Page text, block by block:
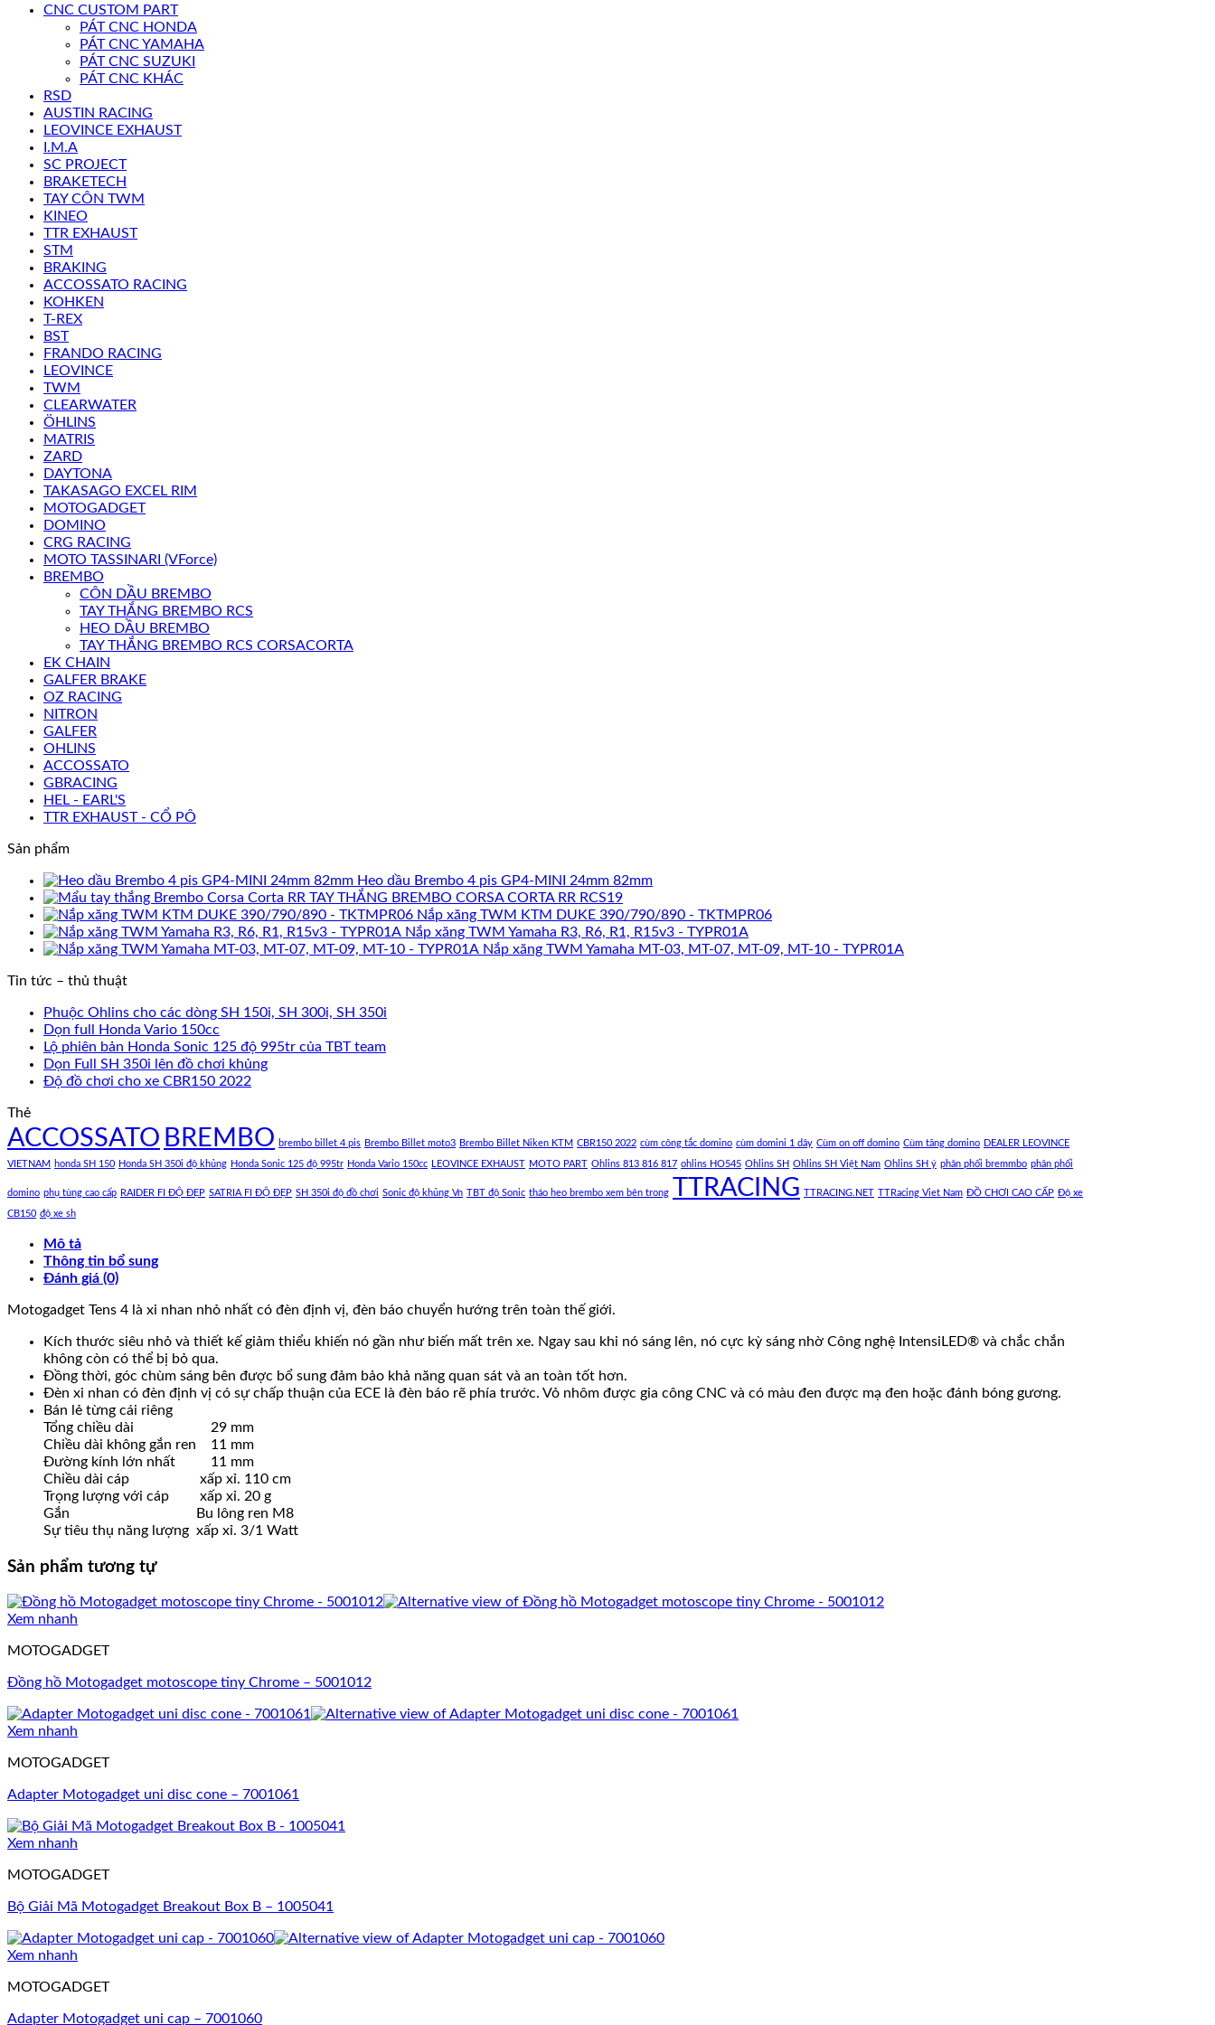
CNC CUSTOM PART
PÁT CNC HONDA
PÁT CNC YAMAHA
PÁT CNC SUZUKI
PÁT CNC KHÁC
RSD
AUSTIN RACING
LEOVINCE EXHAUST
I.M.A
SC PROJECT
BRAKETECH
TAY CÔN TWM
KINEO
TTR EXHAUST
STM
BRAKING
ACCOSSATO RACING
KOHKEN
T-REX
BST
FRANDO RACING
LEOVINCE
TWM
CLEARWATER
ÖHLINS
MATRIS
ZARD
DAYTONA
TAKASAGO EXCEL RIM
MOTOGADGET
DOMINO
CRG RACING
MOTO TASSINARI (VForce)
BREMBO
CÔN DẦU BREMBO
TAY THẮNG BREMBO RCS
HEO DẦU BREMBO
TAY THẮNG BREMBO RCS CORSACORTA
EK CHAIN
GALFER BRAKE
OZ RACING
NITRON
GALFER
OHLINS
ACCOSSATO
GBRACING
HEL - EARL'S
TTR EXHAUST - CỔ PÔ
Sản phẩm
Heo dầu Brembo 4 pis GP4-MINI 24mm 82mm
TAY THẮNG BREMBO CORSA CORTA RR RCS19
Nắp xăng TWM KTM DUKE 390/790/890 - TKTMPR06
Nắp xăng TWM Yamaha R3, R6, R1, R15v3 - TYPR01A
Nắp xăng TWM Yamaha MT-03, MT-07, MT-09, MT-10 - TYPR01A
Tin tức – thủ thuật
Phuộc Ohlins cho các dòng SH 150i, SH 300i, SH 350i
Dọn full Honda Vario 150cc
Lộ phiên bản Honda Sonic 125 độ 995tr của TBT team
Dọn Full SH 350i lên đồ chơi khủng
Độ đồ chơi cho xe CBR150 2022
Thẻ
ACCOSSATO BREMBO brembo billet 4 pis Brembo Billet moto3 Brembo Billet Niken KTM CBR150 2022 cùm công tắc domino cùm domini 1 dây Cùm on off domino Cùm tăng domino DEALER LEOVINCE
VIETNAM honda SH 150 Honda SH 350i độ khủng Honda Sonic 125 độ 995tr Honda Vario 150cc LEOVINCE EXHAUST MOTO PART Ohlins 813 816 817 ohlins HO545 Ohlins SH Ohlins SH Việt Nam Ohlins SH ý phân phối bremmbo phân phối
domino phụ tùng cao cấp RAIDER FI ĐỘ ĐẸP SATRIA FI ĐỘ ĐẸP SH 350i độ đồ chơi Sonic độ khủng Vn TBT độ Sonic tháo heo brembo xem bên trong TTRACING TTRACING.NET TTRacing Viet Nam ĐỒ CHƠI CAO CẤP Độ xe
CB150 độ xe sh
Mô tả
Thông tin bổ sung
Đánh giá (0)
Motogadget Tens 4 là xi nhan nhỏ nhất có đèn định vị, đèn báo chuyển hướng trên toàn thế giới.
Kích thước siêu nhỏ và thiết kế giảm thiểu khiến nó gần như biến mất trên xe. Ngay sau khi nó sáng lên, nó cực kỳ sáng nhờ Công nghệ IntensiLED® và chắc chắn
không còn có thể bị bỏ qua.
Đồng thời, góc chùm sáng bên được bổ sung đảm bảo khả năng quan sát và an toàn tốt hơn.
Đèn xi nhan có đèn định vị có sự chấp thuận của ECE là đèn báo rẽ phía trước. Vỏ nhôm được gia công CNC và có màu đen được mạ đen hoặc đánh bóng gương.
Bán lẻ từng cái riêng
Tổng chiều dài
29 mm
Chiều dài không gắn ren 11 mm
Đường kính lớn nhất
11 mm
Chiều dài cáp
xấp xỉ. 110 cm
Trọng lượng với cáp
xấp xỉ. 20 g
Gắn
Bu lông ren M8
Sự tiêu thụ năng lượng xấp xỉ. 3/1 Watt
Sản phẩm tương tự
Xem nhanh
MOTOGADGET
Đồng hồ Motogadget motoscope tiny Chrome – 5001012
Xem nhanh
MOTOGADGET
Adapter Motogadget uni disc cone – 7001061
Xem nhanh
MOTOGADGET
Bộ Giải Mã Motogadget Breakout Box B – 1005041
Xem nhanh
MOTOGADGET
Adapter Motogadget uni cap – 7001060